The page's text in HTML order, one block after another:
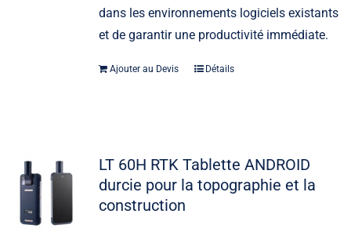
dans les environnements logiciels existants
et de garantir une productivité immédiate.
Ajouter au Devis Détails
LT 60H RTK Tablette ANDROID
durcie pour la topographie et la
construction